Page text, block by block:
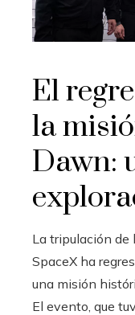
El
la
Dawn:
La tripulación de
SpaceX ha
una misión
El evento, que